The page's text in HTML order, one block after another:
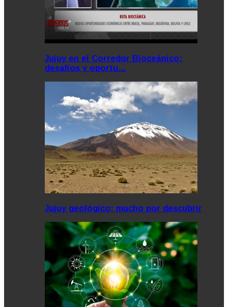
Jujuy en el Corredor Bioceánico:
desafíos y oportu…
Jujuy geológico: mucho por descubrir